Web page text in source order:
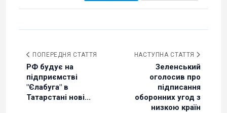
ПОПЕРЕДНЯ СТАТТЯ
РФ будує на
підприємстві
"Єлабуга" в
Татарстані нові...
НАСТУПНА СТАТТЯ
Зеленський
оголосив про
підписання
оборонних угод з
низкою країн